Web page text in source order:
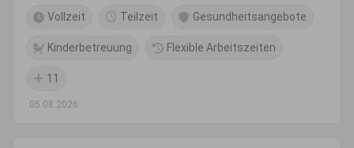
Vollzeit Teilzeit Gesundheitsangebote
Kinderbetreuung Flexible Arbeitszeiten
11
05.08.2026